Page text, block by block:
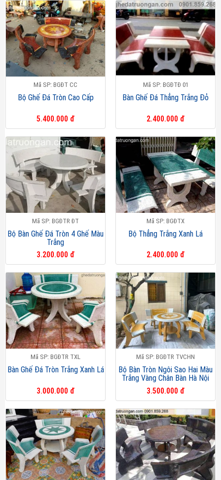
Mã SP: BGĐT CC
Bộ Ghế Đá Tròn Cao Cấp
5.400.000 đ
Mã SP: BGĐTĐ 01
Bàn Ghế Đá Thẳng Trắng Đỏ
2.400.000 đ
Mã SP: BGĐTR ĐT
Bộ Bàn Ghế Đá Tròn 4 Ghế Màu
Trắng
3.200.000 đ
Mã SP: BGĐTX
Bộ Thẳng Trắng Xanh Lá
2.400.000 đ
Mã SP: BGĐTR TXL
Bàn Ghế Đá Tròn Trắng Xanh Lá
3.000.000 đ
Mã SP: BGĐTR TVCHN
Bộ Bàn Tròn Ngôi Sao Hai Màu
Trắng Vàng Chân Bàn Hà Nội
3.500.000 đ